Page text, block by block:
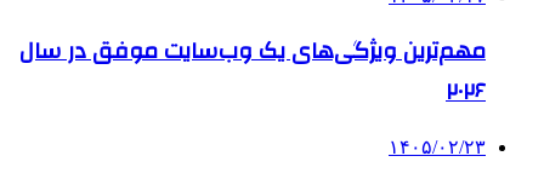
مهم‌ترین ویژگی‌های یک وب‌سایت موفق در سال
۲۰۲۶
۱۴۰۵/۰۲/۲۳